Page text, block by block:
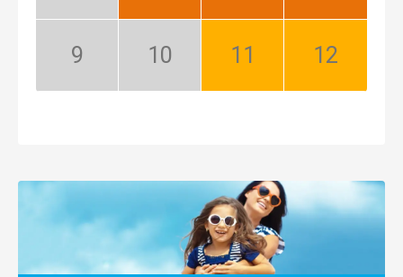
September:
Október:
November:
December: